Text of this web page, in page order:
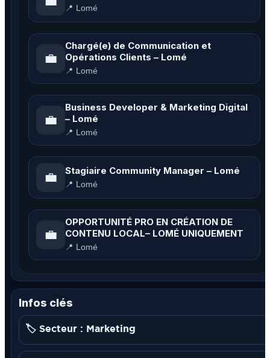
📍 Lomé
💼
Chargé(e) de Communication et
Opérations Clients – Lomé
📍 Lomé
💼
Business Developer & Marketing Digital
– Lomé
📍 Lomé
💼 Stagiaire Community Manager – Lomé
📍 Lomé
💼
OPPORTUNITÉ PRO EN CRÉATION DE
CONTENU LOCAL– LOMÉ UNIQUEMENT
📍 Lomé
Infos clés
🏷️ Secteur : Marketing